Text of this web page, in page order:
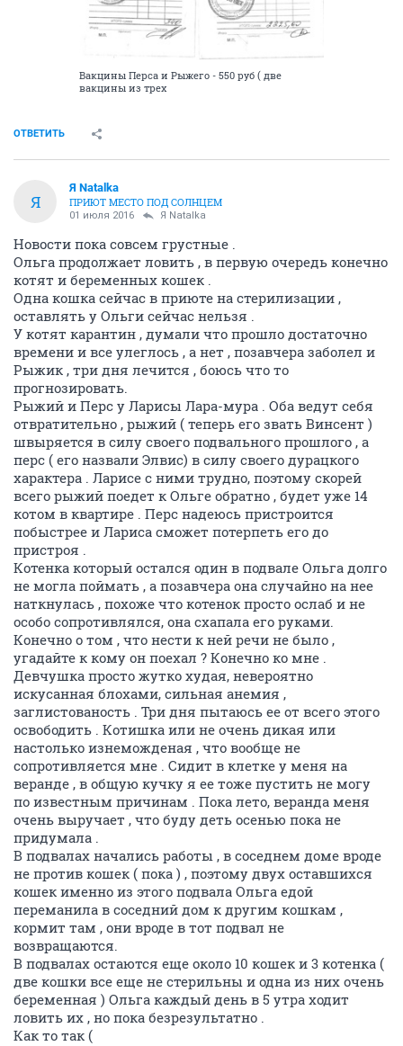
Вакцины Перса и Рыжего - 550 руб ( две
вакцины из трех
ОТВЕТИТЬ
Я
Я Natalka
ПРИЮТ МЕСТО ПОД СОЛНЦЕМ
01 июля 2016 Я Natalka
Новости пока совсем грустные .
Ольга продолжает ловить , в первую очередь конечно
котят и беременных кошек .
Одна кошка сейчас в приюте на стерилизации ,
оставлять у Ольги сейчас нельзя .
У котят карантин , думали что прошло достаточно
времени и все улеглось , а нет , позавчера заболел и
Рыжик , три дня лечится , боюсь что то
прогнозировать.
Рыжий и Перс у Ларисы Лара-мура . Оба ведут себя
отвратительно , рыжий ( теперь его звать Винсент )
швыряется в силу своего подвального прошлого , а
перс ( его назвали Элвис) в силу своего дурацкого
характера . Ларисе с ними трудно, поэтому скорей
всего рыжий поедет к Ольге обратно , будет уже 14
котом в квартире . Перс надеюсь пристроится
побыстрее и Лариса сможет потерпеть его до
пристроя .
Котенка который остался один в подвале Ольга долго
не могла поймать , а позавчера она случайно на нее
наткнулась , похоже что котенок просто ослаб и не
особо сопротивлялся, она схапала его руками.
Конечно о том , что нести к ней речи не было ,
угадайте к кому он поехал ? Конечно ко мне .
Девчушка просто жутко худая, невероятно
искусанная блохами, сильная анемия ,
заглистованость . Три дня пытаюсь ее от всего этого
освободить . Котишка или не очень дикая или
настолько изнеможденая , что вообще не
сопротивляется мне . Сидит в клетке у меня на
веранде , в общую кучку я ее тоже пустить не могу
по известным причинам . Пока лето, веранда меня
очень выручает , что буду деть осенью пока не
придумала .
В подвалах начались работы , в соседнем доме вроде
не против кошек ( пока ) , поэтому двух оставшихся
кошек именно из этого подвала Ольга едой
переманила в соседний дом к другим кошкам ,
кормит там , они вроде в тот подвал не
возвращаются.
В подвалах остаются еще около 10 кошек и 3 котенка (
две кошки все еще не стерильны и одна из них очень
беременная ) Ольга каждый день в 5 утра ходит
ловить их , но пока безрезультатно .
Как то так (